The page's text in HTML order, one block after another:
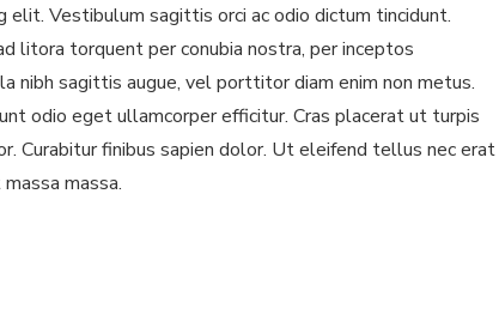
Vestibulum sagittis orci ac odio dictum tincidunt.
litora torquent per conubia nostra, per inceptos
nibh sagittis augue, vel porttitor diam enim non metus.
odio eget ullamcorper efficitur. Cras placerat ut turpis
Curabitur finibus sapien dolor. Ut eleifend tellus nec erat
massa.